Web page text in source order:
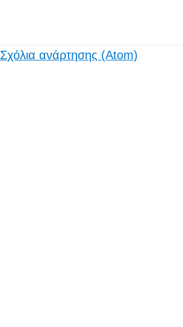
Σχόλια ανάρτησης (Atom)